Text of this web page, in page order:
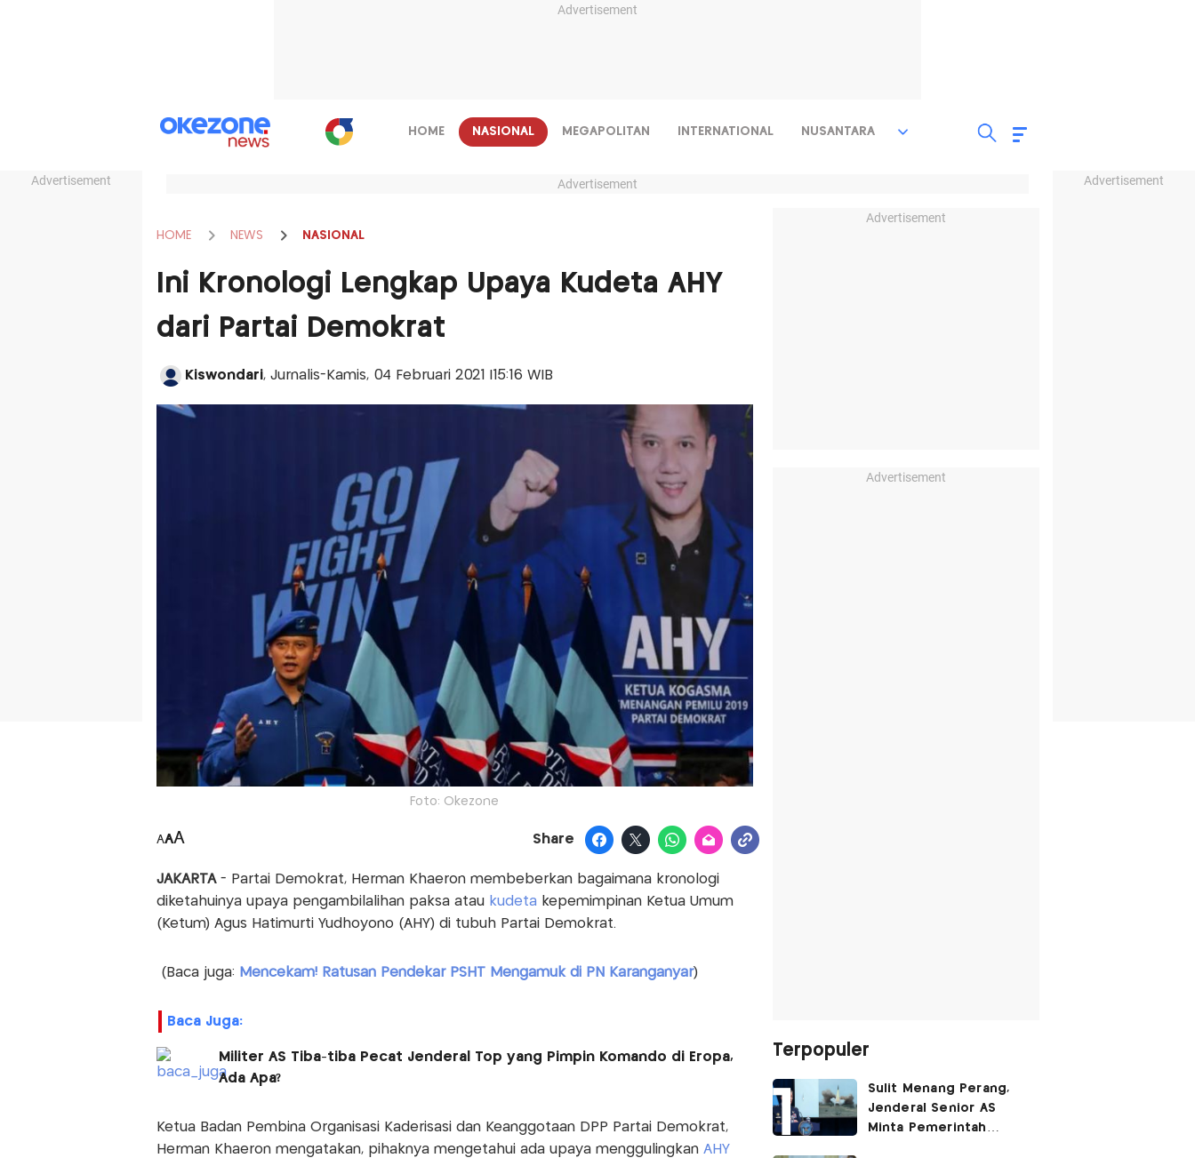
Advertisement
Advertisement Advertisement
HOME NASIONAL MEGAPOLITAN INTERNATIONAL NUSANTARA
Advertisement
HOME NEWS NASIONAL
Ini Kronologi Lengkap Upaya Kudeta AHY
dari Partai Demokrat
Kiswondari, Jurnalis-Kamis, 04 Februari 2021 |15:16 WIB
Foto: Okezone
AAA Share
JAKARTA - Partai Demokrat, Herman Khaeron membeberkan bagaimana kronologi
diketahuinya upaya pengambilalihan paksa atau kudeta kepemimpinan Ketua Umum
(Ketum) Agus Hatimurti Yudhoyono (AHY) di tubuh Partai Demokrat.
(Baca juga: Mencekam! Ratusan Pendekar PSHT Mengamuk di PN Karanganyar)
Baca Juga:
Militer AS Tiba-tiba Pecat Jenderal Top yang Pimpin Komando di Eropa,
Ada Apa?
Ketua Badan Pembina Organisasi Kaderisasi dan Keanggotaan DPP Partai Demokrat,
Herman Khaeron mengatakan, pihaknya mengetahui ada upaya menggulingkanAHY
Advertisement
Advertisement
Terpopuler
Sulit Menang Perang,
Jenderal Senior AS
Minta Pemerintah